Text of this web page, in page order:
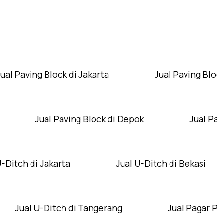
Paving Block di Jakarta Jual Paving
Jual Paving Block di Depok Jual
Ditch di Jakarta Jual U-Ditch di Bekasi
Jual U-Ditch di Tangerang Jual Pagar